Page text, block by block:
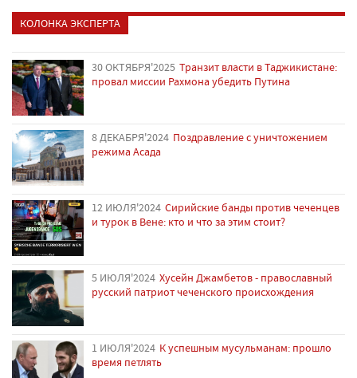
КОЛОНКА ЭКСПЕРТА
30 ОКТЯБРЯ'2025 Транзит власти в Таджикистане:
провал миссии Рахмона убедить Путина
8 ДЕКАБРЯ'2024 Поздравление с уничтожением
режима Асада
12 ИЮЛЯ'2024 Сирийские банды против чеченцев
и турок в Вене: кто и что за этим стоит?
5 ИЮЛЯ'2024 Хусейн Джамбетов - православный
русский патриот чеченского происхождения
1 ИЮЛЯ'2024 К успешным мусульманам: прошло
время петлять